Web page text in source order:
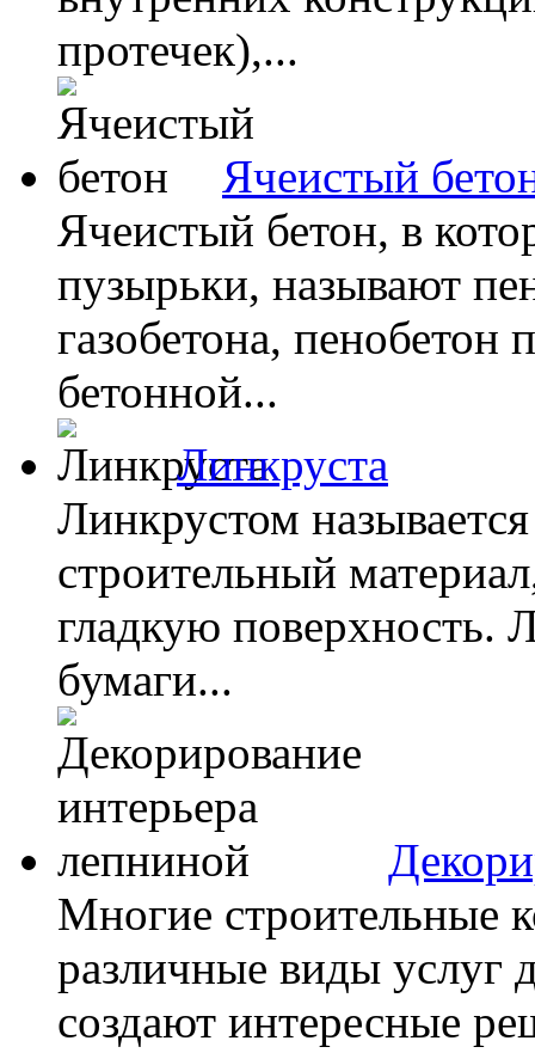
протечек),...
Ячеистый
Ячеистый бетон, в
пузырьки, называют
газобетона,
бетонной...
Линкруста
Линкрустом
строительный
гладкую поверхность.
бумаги...
Многие строительные
различные виды услуг
создают интересные